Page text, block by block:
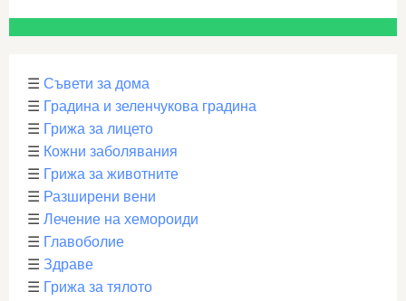
☰ Съвети за дома
☰ Градина и зеленчукова градина
☰ Грижа за лицето
☰ Кожни заболявания
☰ Грижа за животните
☰ Разширени вени
☰ Лечение на хемороиди
☰ Главоболие
☰ Здраве
☰ Грижа за тялото